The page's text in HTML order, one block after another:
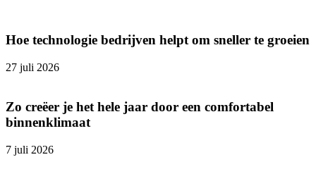
Hoe technologie bedrijven helpt om sneller te groeien
27 juli 2026
Zo creëer je het hele jaar door een comfortabel
binnenklimaat
7 juli 2026